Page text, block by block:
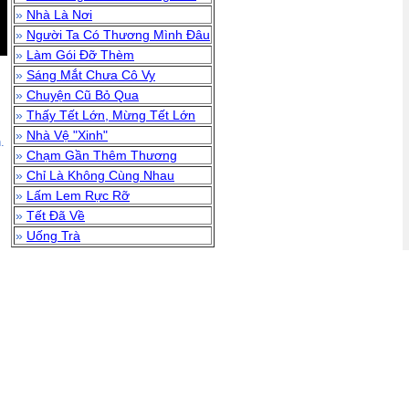
» Nhà Là Nơi
» Người Ta Có Thương Mình Đâu
» Làm Gói Đỡ Thèm
» Sáng Mắt Chưa Cô Vy
» Chuyện Cũ Bỏ Qua
» Thấy Tết Lớn, Mừng Tết Lớn
» Nhà Vệ "Xinh"
» Chạm Gần Thêm Thương
» Chỉ Là Không Cùng Nhau
» Lấm Lem Rực Rỡ
» Tết Đã Về
» Uống Trà